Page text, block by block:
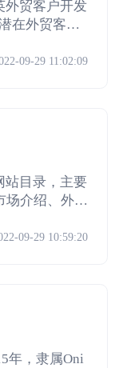
外贸客户开发
在外贸客户
交平台。
09-29 11:02:09
站目录，主要
场介绍、外贸
09-29 10:59:20
年，隶属Oni